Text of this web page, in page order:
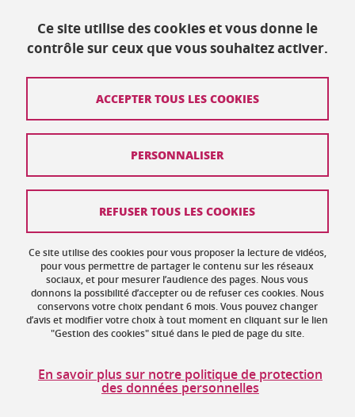
Publié le 7 octobre 2019
Mis à jour le 7 octobre 2019
Contact
Mentions légales
Données personnelles : politique de confidentialité
Gestion des cookies
Accessibilité : non conforme
Ce site utilise des cookies et vous donne le
contrôle sur ceux que vous souhaitez activer.
Ce site utilise des cookies pour vous proposer la lecture de vidéos,
pour vous permettre de partager le contenu sur les réseaux
sociaux, et pour mesurer l’audience des pages. Nous vous
donnons la possibilité d’accepter ou de refuser ces cookies. Nous
conservons votre choix pendant 6 mois. Vous pouvez changer
d’avis et modifier votre choix à tout moment en cliquant sur le lien
"Gestion des cookies" situé dans le pied de page du site.
En savoir plus sur notre politique de protection
des données personnelles
ACCEPTER TOUS LES COOKIES
REFUSER TOUS LES COOKIES
PERSONNALISER